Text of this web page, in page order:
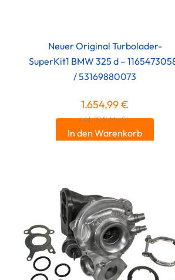
Neuer Original Turbolader-
SuperKit1 BMW 325 d –
/ 53169880073
1.654,99€
inkl. 19 % MwSt.
In den Warenkorb